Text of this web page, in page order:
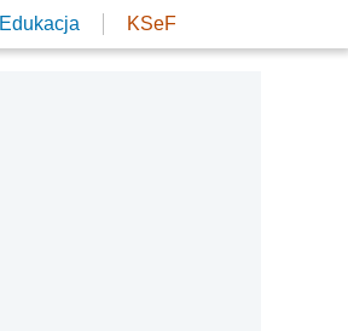
Edukacja KSeF